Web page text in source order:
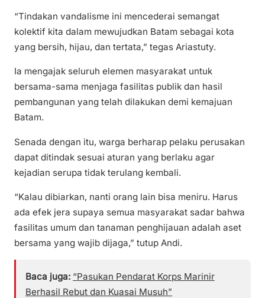
“Tindakan vandalisme ini mencederai semangat
kolektif kita dalam mewujudkan Batam sebagai kota
yang bersih, hijau, dan tertata,” tegas Ariastuty.
Ia mengajak seluruh elemen masyarakat untuk
bersama-sama menjaga fasilitas publik dan hasil
pembangunan yang telah dilakukan demi kemajuan
Batam.
Senada dengan itu, warga berharap pelaku perusakan
dapat ditindak sesuai aturan yang berlaku agar
kejadian serupa tidak terulang kembali.
“Kalau dibiarkan, nanti orang lain bisa meniru. Harus
ada efek jera supaya semua masyarakat sadar bahwa
fasilitas umum dan tanaman penghijauan adalah aset
bersama yang wajib dijaga,” tutup Andi.
Baca juga: “Pasukan Pendarat Korps Marinir
Berhasil Rebut dan Kuasai Musuh”